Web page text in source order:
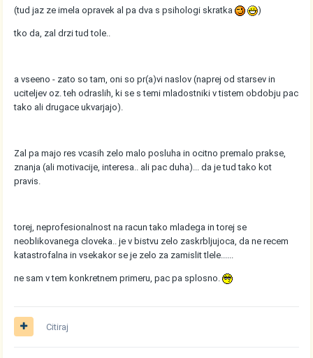
(tud jaz ze imela opravek al pa dva s psihologi skratka )
tko da, zal drzi tud tole..
a vseeno - zato so tam, oni so pr(a)vi naslov (naprej od starsev in
uciteljev oz. teh odraslih, ki se s temi mladostniki v tistem obdobju pac
tako ali drugace ukvarjajo).
Zal pa majo res vcasih zelo malo posluha in ocitno premalo prakse,
znanja (ali motivacije, interesa.. ali pac duha)... da je tud tako kot
pravis.
torej, neprofesionalnost na racun tako mladega in torej se
neoblikovanega cloveka.. je v bistvu zelo zaskrbljujoca, da ne recem
katastrofalna in vsekakor se je zelo za zamislit tlele......
ne sam v tem konkretnem primeru, pac pa splosno.
Citiraj